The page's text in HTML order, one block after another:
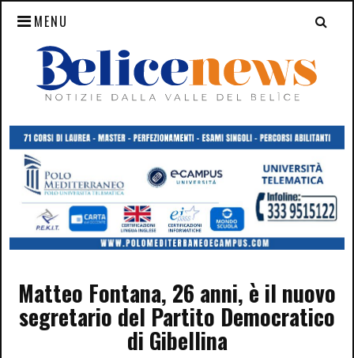
MENU
Matteo Fontana, 26 anni, è il nuovo
segretario del Partito Democratico
di Gibellina